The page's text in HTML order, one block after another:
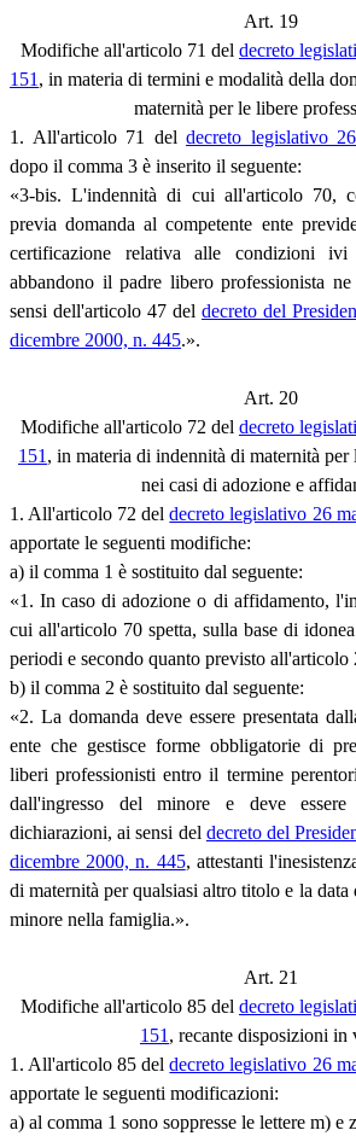
Art. 19
Modifiche all'articolo 71 del decreto
151 , in materia di termini e modalità della
maternità per le libere
1. All'articolo 71 del decreto legislativo
dopo il comma 3 è inserito il seguente:
«3-bis. L'indennità di cui all'articolo 70,
previa domanda al competente ente
certificazione relativa alle condizioni
abbandono il padre libero professionista
sensi dell'articolo 47 del decreto del
dicembre 2000, n. 445.».
Art. 20
Modifiche all'articolo 72 del decreto
151 , in materia di indennità di maternità per
nei casi di adozione e
1. All'articolo 72 deldecreto legislativo 26
apportate le seguenti modifiche:
a) il comma 1 è sostituito dal seguente:
«1. In caso di adozione o di affidamento,
cui all'articolo 70 spetta, sulla base di
periodi e secondo quanto previsto all'articolo
b) il comma 2 è sostituito dal seguente:
«2. La domanda deve essere presentata
ente che gestisce forme obbligatorie di
liberi professionisti entro il termine
dall'ingresso del minore e deve essere
dichiarazioni, ai sensi del decreto del
dicembre 2000, n. 445, attestanti
di maternità per qualsiasi altro titolo e la
minore nella famiglia.».
Art. 21
Modifiche all'articolo 85 del decreto
151 , recante disposizioni in
1. All'articolo 85 deldecreto legislativo 26
apportate le seguenti modificazioni:
a) al comma 1 sono soppresse le lettere m) e